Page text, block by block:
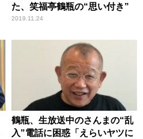
た、笑福亭鶴瓶の“思い付き”
2019.11.24
鶴瓶、生放送中のさんまの“乱
入”電話に困惑「えらいヤツに